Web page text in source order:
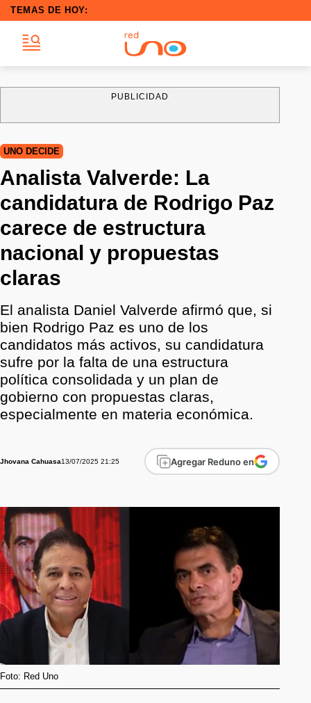
TEMAS DE HOY:
PUBLICIDAD
UNO DECIDE
Analista Valverde: La
candidatura de Rodrigo Paz
carece de estructura
nacional y propuestas
claras
El analista Daniel Valverde afirmó que, si
bien Rodrigo Paz es uno de los
candidatos más activos, su candidatura
sufre por la falta de una estructura
política consolidada y un plan de
gobierno con propuestas claras,
especialmente en materia económica.
Jhovana Cahuasa13/07/2025 21:25 Agregar Reduno en
Foto: Red Uno